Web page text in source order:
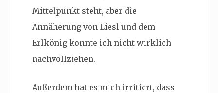
Mittelpunkt steht, aber die
Annäherung von Liesl und dem
Erlkönig konnte ich nicht wirklich
nachvollziehen.
Außerdem hat es mich irritiert, dass